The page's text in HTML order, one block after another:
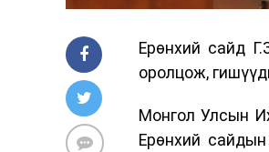
Ерөнхий сайд
оролцож,
Монгол Улсын
Ерөнхий